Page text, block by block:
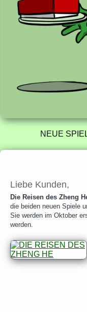
NEUE
Liebe Kunden,
Die Reisen des Zheng
die beiden neuen Spiele
Sie werden im Oktober
werden.